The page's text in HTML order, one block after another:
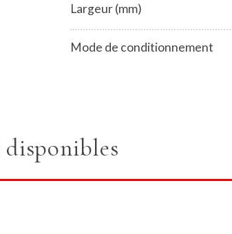
Largeur (mm)
Mode de conditionnement